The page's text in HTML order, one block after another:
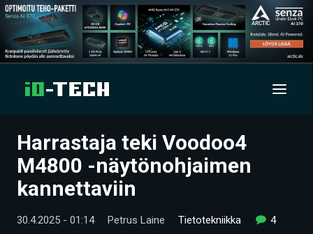
UUTISET
ARTIKKELIT
VIDEOT
Harrastaja teki Voodoo4
M4800 -näytönohjaimen
kannettaviin
30.4.2025 - 01:14 Petrus Laine Tietotekniikka 4